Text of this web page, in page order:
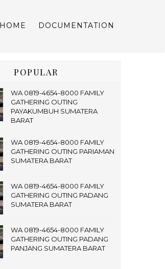
HOME DOCUMENTATION
POPULAR
WA 0819-4654-8000 FAMILY
GATHERING OUTING
PAYAKUMBUH SUMATERA
BARAT
WA 0819-4654-8000 FAMILY
GATHERING OUTING PARIAMAN
SUMATERA BARAT
WA 0819-4654-8000 FAMILY
GATHERING OUTING PADANG
SUMATERA BARAT
WA 0819-4654-8000 FAMILY
GATHERING OUTING PADANG
PANJANG SUMATERA BARAT